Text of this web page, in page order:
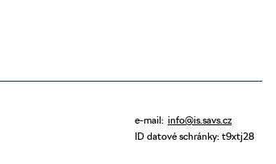
e-mail: info@is.savs.cz
ID datové schránky: t9xtj28